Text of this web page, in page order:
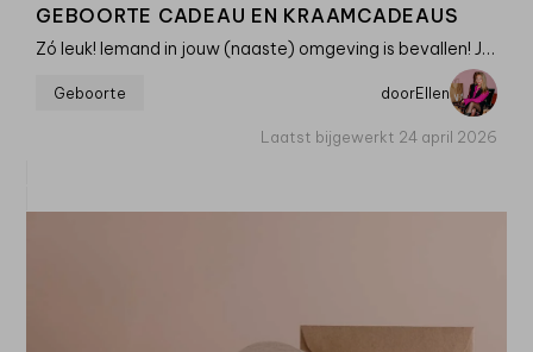
GEBOORTE CADEAU EN KRAAMCADEAUS
Zó leuk! Iemand in jouw (naaste) omgeving is bevallen! Je gaat op kraamvisite, maar wat geef je
Geboorte doorEllen
Laatst bijgewerkt 24 april 2026